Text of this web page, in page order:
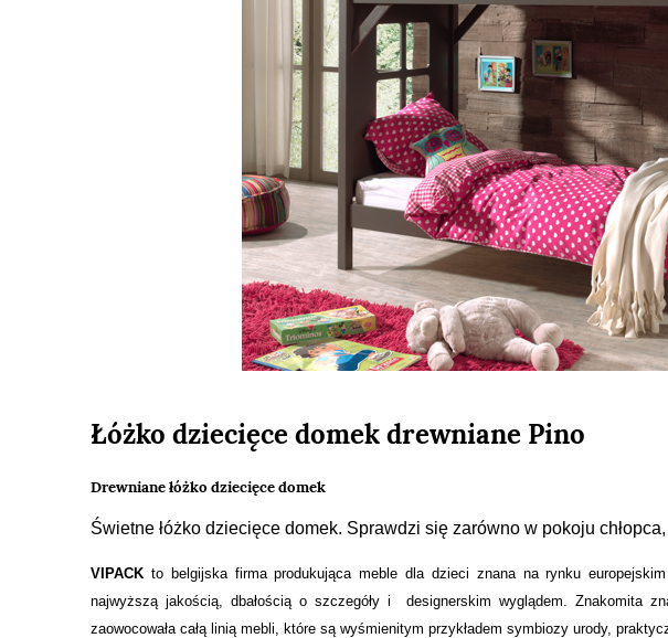
Łóżko dziecięce domek drewniane Pino
Drewniane łóżko dziecięce domek
Świetne łóżko dziecięce domek. Sprawdzi się zarówno w pokoju
VIPACK to belgijska firma produkująca meble dla dzieci znana na rynku
najwyższą jakością, dbałością o szczegóły i designerskim wyglądem. Znakomita
zaowocowała całą linią mebli, które są wyśmienitym przykładem symbiozy urody,